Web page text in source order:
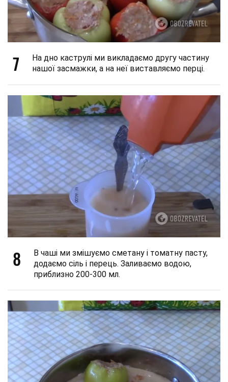
7
На дно каструлі ми викладаємо другу частину
нашої засмажки, а на неї виставляємо перці.
8
В чаші ми змішуємо сметану і томатну пасту,
додаємо сіль і перець. Заливаємо водою,
приблизно 200-300 мл.